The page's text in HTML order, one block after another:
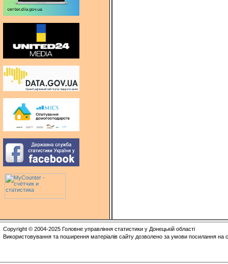
Copyright © 2004-2025 Головне управління статистики у Донецькій області
Використовування та поширення матеріалів сайту дозволено за умови посилання на